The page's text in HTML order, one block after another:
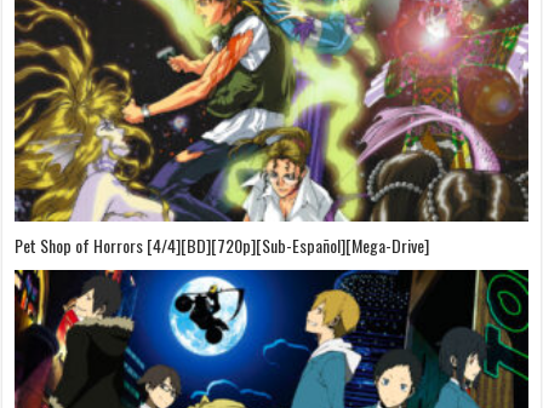
Pet Shop of Horrors [4/4][BD][720p][Sub-Español][Mega-Drive]